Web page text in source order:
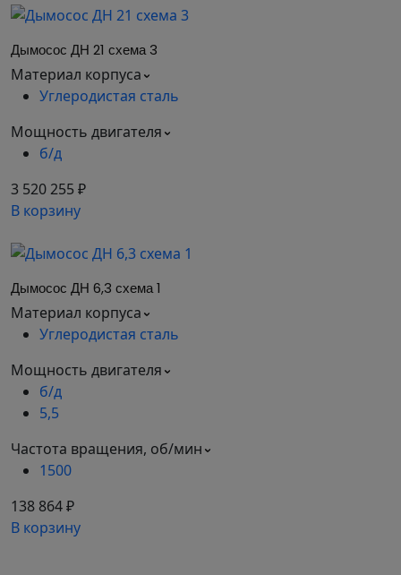
летучих продуктов горения с максимально
допустимой температурой рабочей среды до
+200°С.
Технические характеристики
Дымососы ДН №6,3 , исполнение
Температура перемещаемой среды, °С
200
*При изменении типа двигателя масса может
Аэродинамические
характеристики ДН №6,3,
Исполнение 1
Габаритные и
присоединительные размеры ДН
Дымосос ДН 21 схема 3
Материал корпуса
Углеродистая сталь
Мощность двигателя
б/д
3 520 255 ₽
В корзину
Дымосос ДН 6,3 схема 1
Материал корпуса
Углеродистая сталь
Мощность двигателя
б/д
5,5
Частота вращения, об/мин
1500
138 864 ₽
В корзину